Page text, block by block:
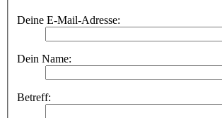
Deine E-Mail-Adresse:
Dein Name:
Betreff: